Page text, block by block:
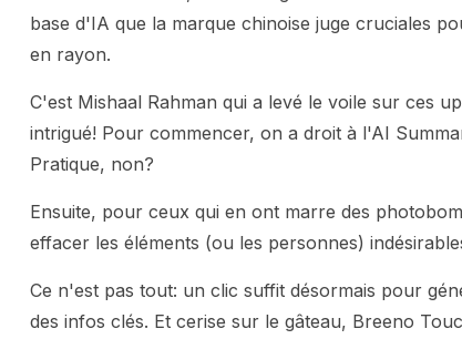
base d'IA que la marque chinoise juge cruciales
en rayon.
C'est Mishaal Rahman qui a levé le voile sur ces
intrigué! Pour commencer, on a droit à l'AI
Pratique, non?
Ensuite, pour ceux qui en ont marre des
effacer les éléments (ou les personnes)
Ce n'est pas tout: un clic suffit désormais pour
des infos clés. Et cerise sur le gâteau, Breeno